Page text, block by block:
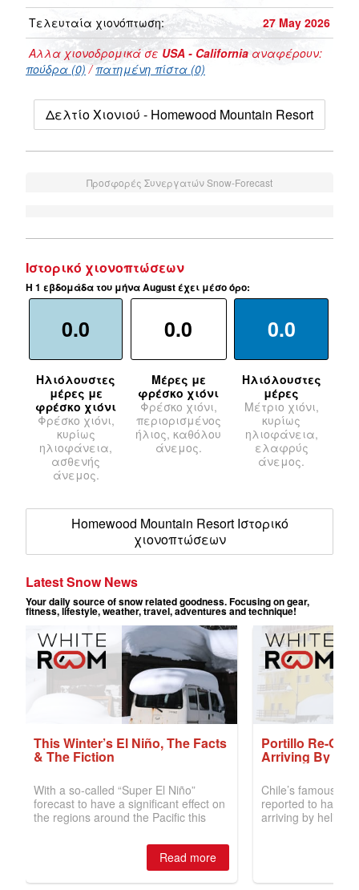
Τελευταία χιονόπτωση:
27 May 2026
Αλλα χιονοδρομικά σεUSA - California αναφέρουν:
πούδρα (0) /πατημένη πίστα (0)
Δελτίο Χιονιού - Homewood Mountain Resort
Προσφορές Συνεργατών Snow-Forecast
Ιστορικό χιονοπτώσεων
Η 1 εβδομάδα του μήνα August έχει μέσο όρο:
0.0
Ηλιόλουστες
μέρες με
φρέσκο χιόνι
Φρέσκο χιόνι,
κυρίως
ηλιοφάνεια,
ασθενής
άνεμος.
0.0
Μέρες με
φρέσκο χιόνι
Φρέσκο χιόνι,
περιορισμένος
ήλιος, καθόλου
άνεμος.
0.0
Ηλιόλουστες
μέρες
Μέτριο χιόνι,
κυρίως
ηλιοφάνεια,
ελαφρύς
άνεμος.
Homewood Mountain Resort Ιστορικό
χιονοπτώσεων